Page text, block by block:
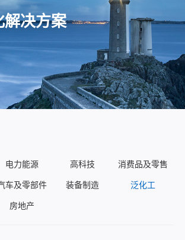
决方案
电力能源 高科技
消费品及零售
车及零部件 装备制造
泛化工
房地产